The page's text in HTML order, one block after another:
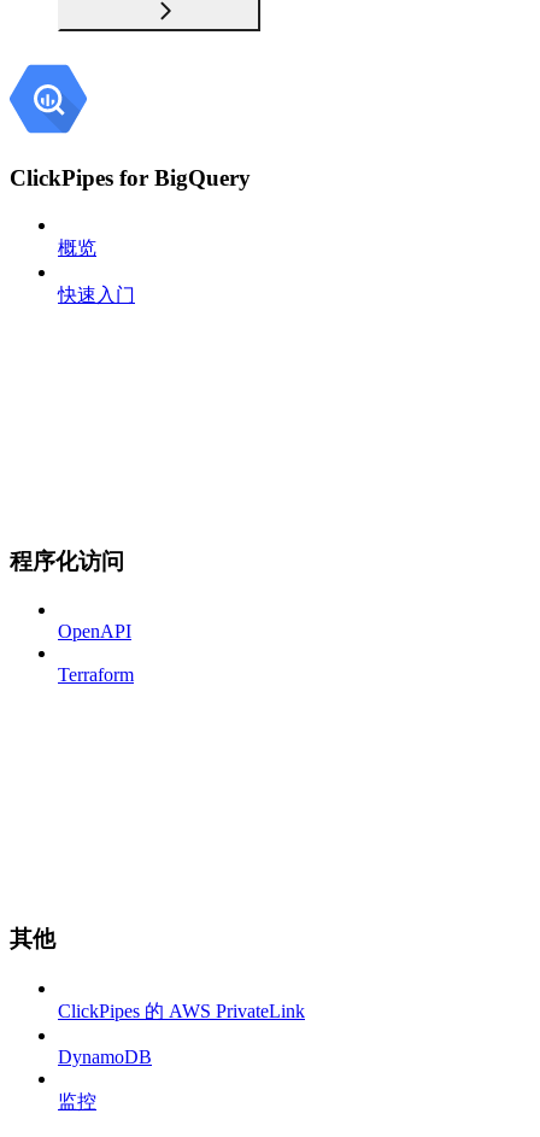
ClickPipes for BigQuery
概览
快速入门
程序化访问
OpenAPI
Terraform
其他
ClickPipes 的 AWS PrivateLink
DynamoDB
监控